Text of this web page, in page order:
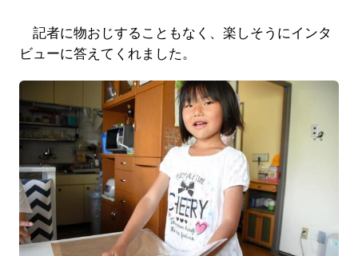
記者に物おじすることもなく、楽しそうにインタ
ビューに答えてくれました。